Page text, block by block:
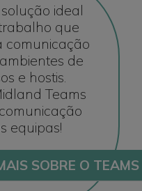
ideal
que
comunicação
de
e hostis.
Teams
equipas!
SOBRE O